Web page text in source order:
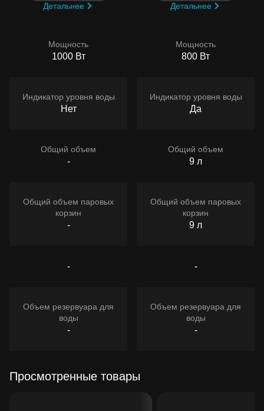
Детальнее
Мощность
1000 Вт
Индикатор уровня воды
Нет
Общий объем
-
Общий объем паровых
корзин
-
-
Объем резервуара для
воды
-
Детальнее
Мощность
800 Вт
Индикатор уровня воды
Да
Общий объем
9 л
Общий объем паровых
корзин
9 л
-
Объем резервуара для
воды
-
Просмотренные товары